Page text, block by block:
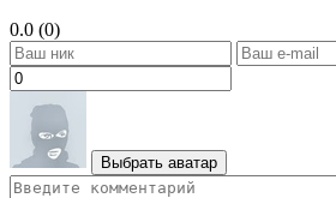
0.0 (0)
Выбрать аватар